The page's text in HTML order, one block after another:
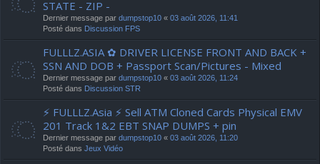
STATE - ZIP -
Dernier message par dumpstop10 « 03 août 2026, 11:41
Posté dans Discussion FPS
FULLLZ.ASIA ✿ DRIVER LICENSE FRONT AND BACK +
SSN AND DOB + Passport Scan/Pictures - Mixed
Dernier message par dumpstop10 « 03 août 2026, 11:24
Posté dans Discussion STR
⚡ FULLLZ.Asia ⚡ Sell ATM Cloned Cards Physical EMV
201 Track 1&2 EBT SNAP DUMPS + pin
Dernier message par dumpstop10 « 03 août 2026, 11:20
Posté dans Jeux Vidéo